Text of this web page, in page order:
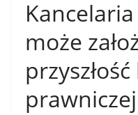
może
prawniczej